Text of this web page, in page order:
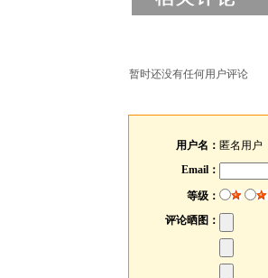
暂时还没有任何用户评论
用户名： 匿名用户
Email：
等级：
评论晒图：